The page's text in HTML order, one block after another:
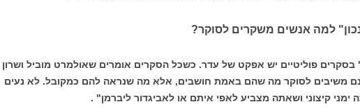
למה אנשים משקרים לסוקר?
בסקרים פוליטיים יש אפקט של עדר. כשכל הסקרים אומרים שאולמרט מוביל ושרון
משיבים לסוקר מה שהם באמת חושבים, אלא מה שנראה להם כמקובל. לא נעים
ימני קיצוני ושאתה מצביע לאפי איתם או לאביגדור ליברמן" .